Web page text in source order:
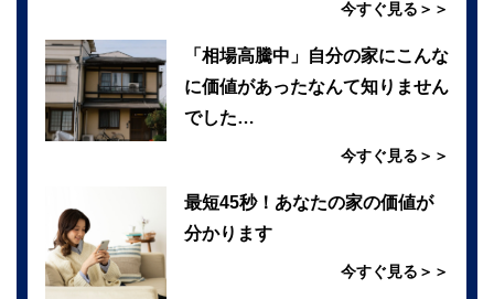
今すぐ見る＞＞
「相場高騰中」自分の家にこんな
に価値があったなんて知りません
でした…
今すぐ見る＞＞
最短45秒！あなたの家の価値が
分かります
今すぐ見る＞＞